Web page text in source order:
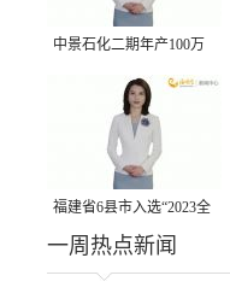
中景石化二期年产100万
吨丙烷脱氢项目建成中交
福建省6县市入选“2023全
国县域发展潜力百强县”
一周热点新闻